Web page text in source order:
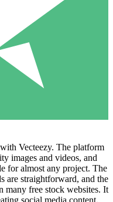
Vecteezy. The platform
images and videos, and
for almost any project. The
are straightforward, and the
many free stock websites. It
social media content,